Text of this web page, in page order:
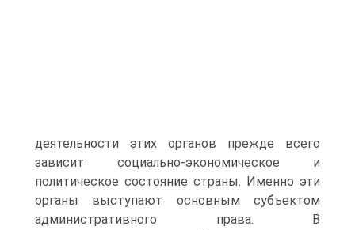
деятельности этих органов прежде всего
зависит социально-экономическое и
политическое состояние страны. Именно эти
органы выступают основным субъектом
административного права. В